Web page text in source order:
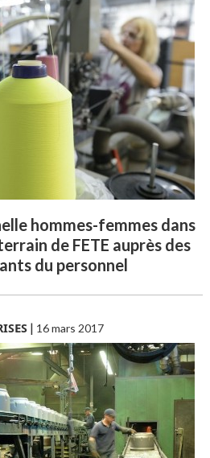
hommes-femmes dans
de FETE auprès des
du personnel
| 16 mars 2017